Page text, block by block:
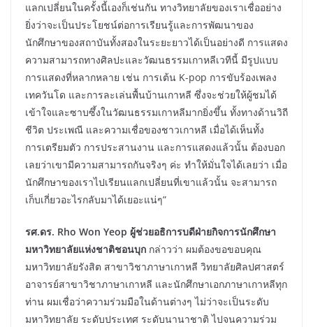
แลกเปลี่ยนในครั้งนี้เองก็เช่นกัน ทางวิทยาลัยของเราเชื่ออย่าง
ยิ่งว่าจะเป็นประโยชน์ต่อการเรียนรู้และการพัฒนาของ
นักศึกษาของสถาบันทั้งสองในระยะยาวได้เป็นอย่างดี การแสดง
ความสามารถทางศิลปะและวัฒนธรรมเกาหลีเวทีนี้ มีรูปแบบ
การแสดงที่หลากหลาย เช่น การเต้น K-pop การขับร้องเพลง
เทควันโด และการละเล่นพื้นบ้านเกาหลี ซึ่งจะช่วยให้ผู้ชมได้
เข้าใจและซาบซึ้งในวัฒนธรรมเกาหลีมากยิ่งขึ้น ทั้งทางด้านวิถี
ชีวิต ประเพณี และความเชื่อของชาวเกาหลี เมื่อได้เห็นทั้ง
การเตรียมตัว การประสานงาน และการแสดงแล้วนั้น ต้องบอก
เลยว่าเขามีความสามารถกันจริงๆ ค่ะ ทำให้มั่นใจได้เลยว่า เมื่อ
นักศึกษาของเราไปเรียนแลกเปลี่ยนที่เขาแล้วนั้น จะสามารถ
เก็บเกี่ยวอะไรกลับมาได้เยอะแน่ๆ”
รศ.ดร. Rho Won Yeop ผู้ช่วยอธิการบดีฝ่ายกิจการนักศึกษา
มหาวิทยาลัยแห่งชาติชอนบุก กล่าวว่า ผมต้องขอขอบคุณ
มหาวิทยาลัยรังสิต สาขาวิชาภาษาเกาหลี วิทยาลัยศิลปศาสตร์
อาจารย์สาขาวิชาภาษาเกาหลี และนักศึกษาเอกภาษาเกาหลีทุก
ท่าน ผมเชื่อว่าความร่วมมือในด้านต่างๆ ไม่ว่าจะเป็นระดับ
มหาวิทยาลัย ระดับประเทศ ระดับนานาชาติ ไปจนความร่วม